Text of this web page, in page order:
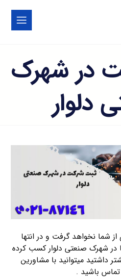
در شهرک
دلوار
شما نخواهد گرفت و در انتها
شهرک صنعتی دلوار کسب کرده
داشتید میتوانید با مشاورین
باشید .